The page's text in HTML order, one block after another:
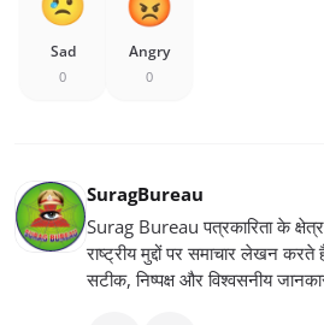
Sad
0
Angry
0
SuragBureau
Surag Bureau पत्रकारिता के
राष्ट्रीय मुद्दों पर समाचार लेखन करते
सटीक, निष्पक्ष और विश्वसनीय